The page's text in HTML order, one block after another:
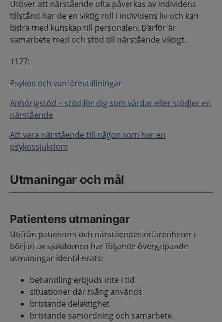
Utöver att närstående ofta påverkas av individens
tillstånd har de en viktig roll i individens liv och kan
bidra med kunskap till personalen. Därför är
samarbete med och stöd till närstående viktigt.
1177:
Psykos och vanföreställningar
Anhörigstöd – stöd för dig som vårdar eller stödjer en
närstående
Att vara närstående till någon som har en
psykossjukdom
Utmaningar och mål
Patientens utmaningar
Utifrån patienters och närståendes erfarenheter i
början av sjukdomen har följande övergripande
utmaningar identifierats:
behandling erbjuds inte i tid
situationer där tvång används
bristande delaktighet
bristande samordning och samarbete.